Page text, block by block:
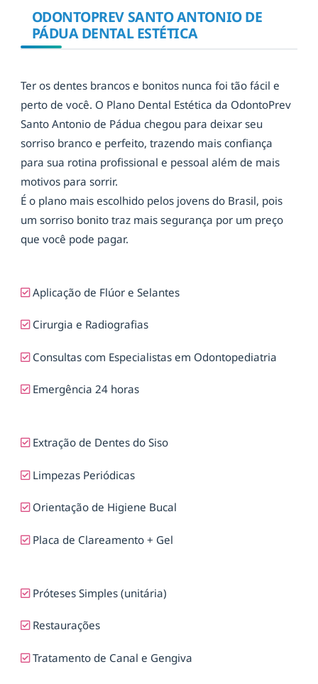
ODONTOPREV SANTO ANTONIO DE
PÁDUA DENTAL ESTÉTICA
Ter os dentes brancos e bonitos nunca foi tão fácil e
perto de você. O Plano Dental Estética da OdontoPrev
Santo Antonio de Pádua chegou para deixar seu
sorriso branco e perfeito, trazendo mais confiança
para sua rotina profissional e pessoal além de mais
motivos para sorrir.
É o plano mais escolhido pelos jovens do Brasil, pois
um sorriso bonito traz mais segurança por um preço
que você pode pagar.
Aplicação de Flúor e Selantes
Cirurgia e Radiografias
Consultas com Especialistas em Odontopediatria
Emergência 24 horas
Extração de Dentes do Siso
Limpezas Periódicas
Orientação de Higiene Bucal
Placa de Clareamento + Gel
Próteses Simples (unitária)
Restaurações
Tratamento de Canal e Gengiva